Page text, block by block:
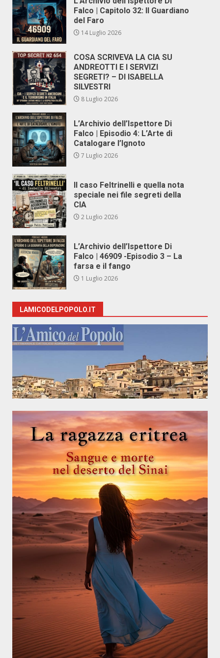
Falco | Capitolo 32: Il Guardiano
del Faro
14 Luglio 2026
COSA SCRIVEVA LA CIA SU
ANDREOTTI E I SERVIZI
SEGRETI? – DI ISABELLA
SILVESTRI
8 Luglio 2026
L’Archivio dell’Ispettore Di
Falco | Episodio 4: L’Arte di
Catalogare l’Ignoto
7 Luglio 2026
Il caso Feltrinelli e quella nota
speciale nei file segreti della
CIA
2 Luglio 2026
L’Archivio dell’Ispettore Di
Falco | 46909 -Episodio 3 – La
farsa e il fango
1 Luglio 2026
LAMICODELPOPOLO.IT